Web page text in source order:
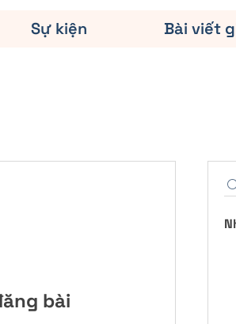
Sự kiện Bài viết
bài